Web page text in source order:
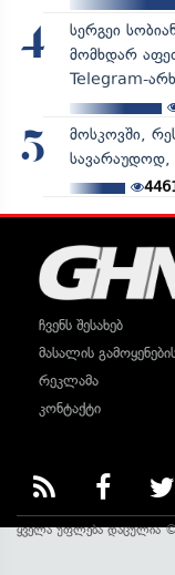
4
სერგეი
მომხდარ
Telegram-
5
მოსკოვში,
ჩვენს შესახებ
მასალის
რეკლამა
კონტაქტი
ყველა უფლება დაცულია